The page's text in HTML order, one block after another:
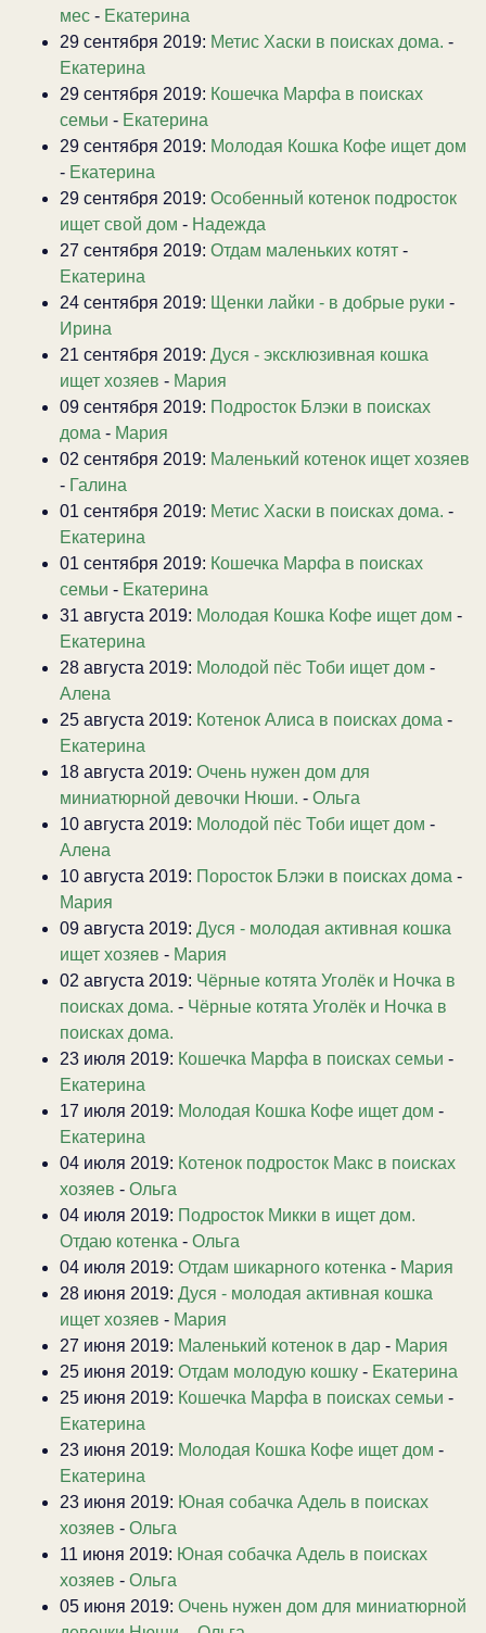
мес - Екатерина
29 сентября 2019: Метис Хаски в поисках дома. -
Екатерина
29 сентября 2019: Кошечка Марфа в поисках
семьи - Екатерина
29 сентября 2019: Молодая Кошка Кофе ищет дом
- Екатерина
29 сентября 2019: Особенный котенок подросток
ищет свой дом - Надежда
27 сентября 2019: Отдам маленьких котят -
Екатерина
24 сентября 2019: Щенки лайки - в добрые руки -
Ирина
21 сентября 2019: Дуся - эксклюзивная кошка
ищет хозяев - Мария
09 сентября 2019: Подросток Блэки в поисках
дома - Мария
02 сентября 2019: Маленький котенок ищет хозяев
- Галина
01 сентября 2019: Метис Хаски в поисках дома. -
Екатерина
01 сентября 2019: Кошечка Марфа в поисках
семьи - Екатерина
31 августа 2019: Молодая Кошка Кофе ищет дом -
Екатерина
28 августа 2019: Молодой пёс Тоби ищет дом -
Алена
25 августа 2019: Котенок Алиса в поисках дома -
Екатерина
18 августа 2019: Очень нужен дом для
миниатюрной девочки Нюши. - Ольга
10 августа 2019: Молодой пёс Тоби ищет дом -
Алена
10 августа 2019: Поросток Блэки в поисках дома -
Мария
09 августа 2019: Дуся - молодая активная кошка
ищет хозяев - Мария
02 августа 2019: Чёрные котята Уголёк и Ночка в
поисках дома. - Чёрные котята Уголёк и Ночка в
поисках дома.
23 июля 2019: Кошечка Марфа в поисках семьи -
Екатерина
17 июля 2019: Молодая Кошка Кофе ищет дом -
Екатерина
04 июля 2019: Котенок подросток Макс в поисках
хозяев - Ольга
04 июля 2019: Подросток Микки в ищет дом.
Отдаю котенка - Ольга
04 июля 2019: Отдам шикарного котенка - Мария
28 июня 2019: Дуся - молодая активная кошка
ищет хозяев - Мария
27 июня 2019: Маленький котенок в дар - Мария
25 июня 2019: Отдам молодую кошку - Екатерина
25 июня 2019: Кошечка Марфа в поисках семьи -
Екатерина
23 июня 2019: Молодая Кошка Кофе ищет дом -
Екатерина
23 июня 2019: Юная собачка Адель в поисках
хозяев - Ольга
11 июня 2019: Юная собачка Адель в поисках
хозяев - Ольга
05 июня 2019: Очень нужен дом для миниатюрной